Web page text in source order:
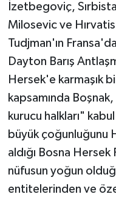
İzetbegoviç,
Milosevic ve
Tudjman'ın
Dayton Barış
Hersek'e karmaşık
kapsamında
kurucu halkları"
büyük çoğunluğunu
aldığı Bosna
nüfusun yoğun
entitelerinden ve